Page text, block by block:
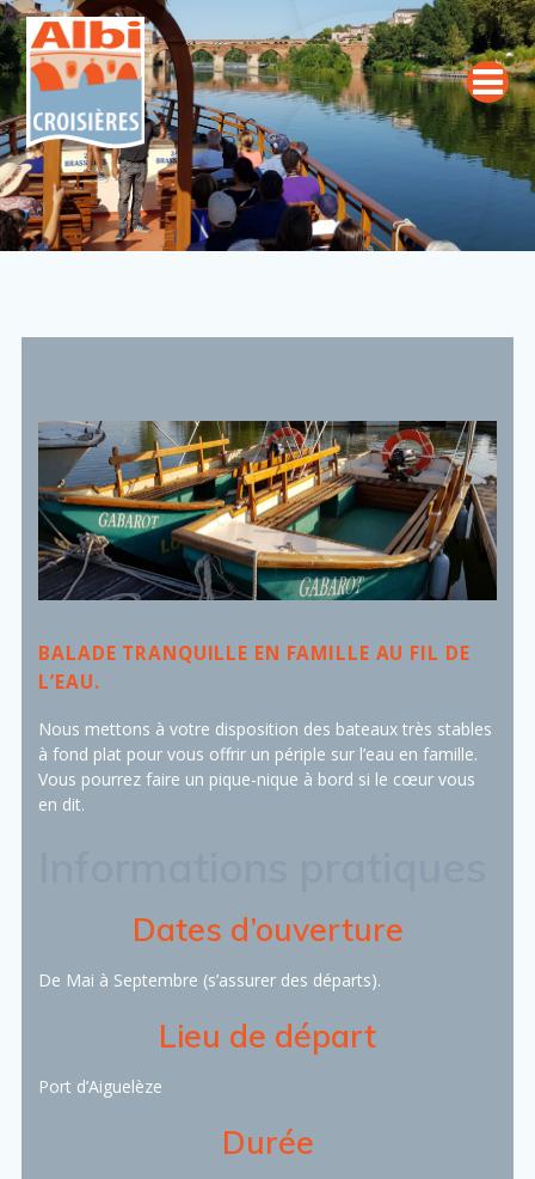
au
contenu
BALADE TRANQUILLE EN FAMILLE AU FIL DE
L’EAU.
Nous mettons à votre disposition des bateaux très stables
à fond plat pour vous offrir un périple sur l’eau en famille.
Vous pourrez faire un pique-nique à bord si le cœur vous
en dit.
Dates d’ouverture
De Mai à Septembre (s’assurer des départs).
Lieu de départ
Port d’Aiguelèze
Durée